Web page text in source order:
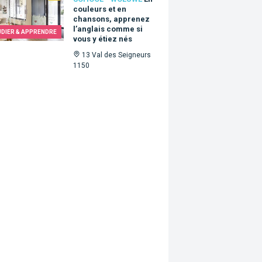
& APPRENDRE
couleurs et en
chansons, apprenez
l’anglais comme si
vous y étiez nés
13 Val des Seigneurs
1150